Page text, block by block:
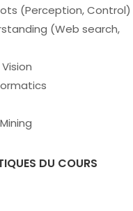
(Perception, Control)
(Web search,
DU COURS